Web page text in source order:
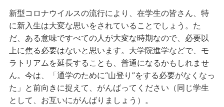
新型コロナウイルスの流行により、在学生の皆さん、特
に新入生は大変な思いをされていることでしょう。た
だ、ある意味ですべての人が大変な時期なので、必要以
上に焦る必要はないと思います。大学院進学などで、モ
ラトリアムを延長することも、普通になるかもしれませ
ん。今は、「通学のために“山登り”をする必要がなくなっ
た」と前向きに捉えて、がんばってください（同じ学生
として、お互いにがんばりましょう）。